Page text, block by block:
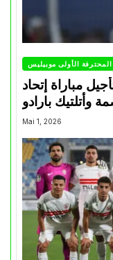
المحترفة الأولى موبيليس
مباراة إتحاد
وأتلتيك بارادو
Mai 1, 2026